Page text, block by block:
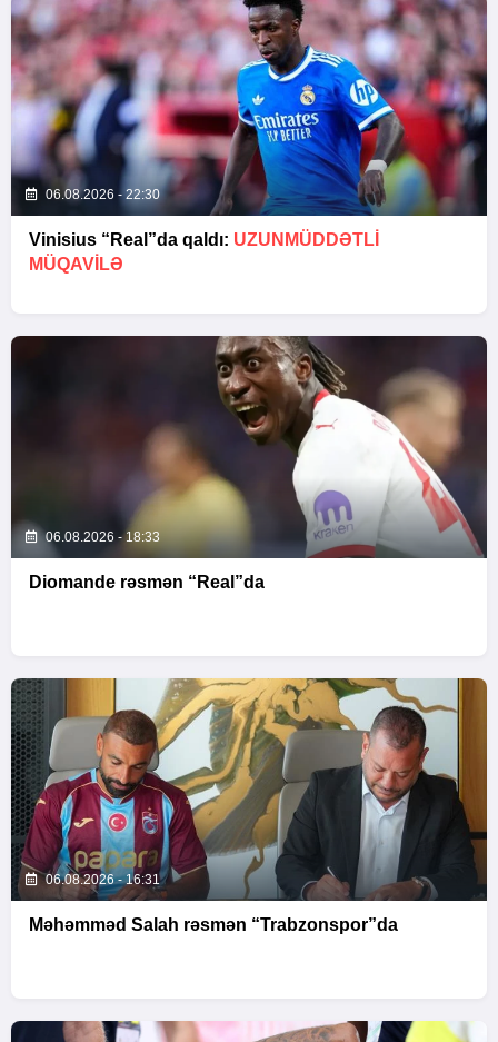
06.08.2026 - 22:30
Vinisius “Real”da qaldı: UZUNMÜDDƏTLİ
MÜQAVİLƏ
06.08.2026 - 18:33
Diomande rəsmən “Real”da
06.08.2026 - 16:31
Məhəmməd Salah rəsmən “Trabzonspor”da